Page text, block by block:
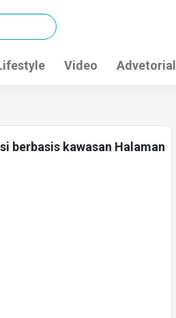
Video Advetorial
berbasis kawasan Halaman